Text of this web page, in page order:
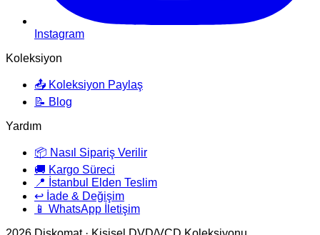
Instagram
Koleksiyon
📤 Koleksiyon Paylaş
📝 Blog
Yardım
📦 Nasıl Sipariş Verilir
🚚 Kargo Süreci
📍 İstanbul Elden Teslim
↩️ İade & Değişim
📱 WhatsApp İletişim